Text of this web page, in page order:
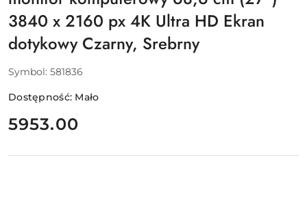
3840 x 2160 px 4K Ultra HD Ekran
dotykowy Czarny, Srebrny
Symbol: 581836
Dostępność: Mało
cena:
5953.00